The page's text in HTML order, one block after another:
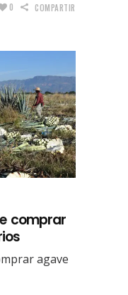
0 COMPARTIR
comprar
agave